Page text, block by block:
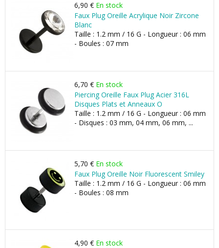
6,90 € En stock
Faux Plug Oreille Acrylique Noir Zircone
Blanc
Taille : 1.2 mm / 16 G - Longueur : 06 mm
- Boules : 07 mm
6,70 € En stock
Piercing Oreille Faux Plug Acier 316L
Disques Plats et Anneaux O
Taille : 1.2 mm / 16 G - Longueur : 06 mm
- Disques : 03 mm, 04 mm, 06 mm, ...
5,70 € En stock
Faux Plug Oreille Noir Fluorescent Smiley
Taille : 1.2 mm / 16 G - Longueur : 06 mm
- Boules : 08 mm
4,90 € En stock